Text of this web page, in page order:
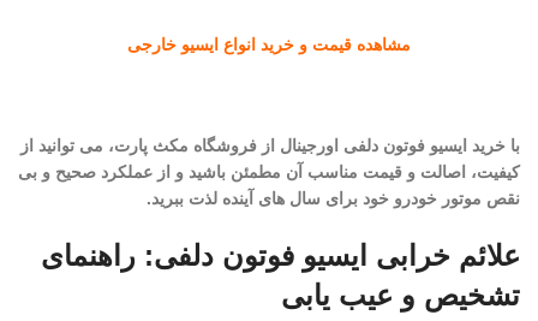
مشاهده قیمت و خرید انواع ایسیو خارجی
با خرید ایسیو فوتون دلفی اورجینال از فروشگاه مکث پارت، می توانید از
کیفیت، اصالت و قیمت مناسب آن مطمئن باشید و از عملکرد صحیح و بی
نقص موتور خودرو خود برای سال های آینده لذت ببرید.
علائم خرابی ایسیو فوتون دلفی: راهنمای
تشخیص و عیب یابی